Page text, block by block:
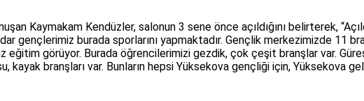
Kaymakam Kendüzler, salonun 3 sene önce açıldığını belirterek,
gençlerimiz burada sporlarını yapmaktadır. Gençlik merkezimizde 11
eğitim görüyor. Burada öğrencilerimizi gezdik, çok çeşit branşlar var.
kayak branşları var. Bunların hepsi Yüksekova gençliği için, Yüksekova